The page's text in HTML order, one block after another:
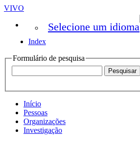
VIVO
Selecione um idioma
Index
Formulário de pesquisa
Início
Pessoas
Organizações
Investigação